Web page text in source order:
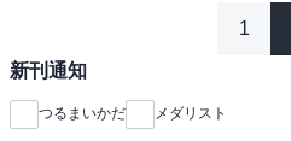
1
新刊通知
つるまいかだ メダリスト